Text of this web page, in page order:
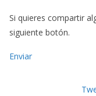
Si quieres compartir
siguiente botón.
Enviar